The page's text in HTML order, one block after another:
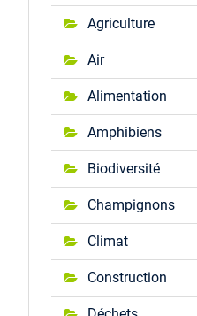
Agriculture
Air
Alimentation
Amphibiens
Biodiversité
Champignons
Climat
Construction